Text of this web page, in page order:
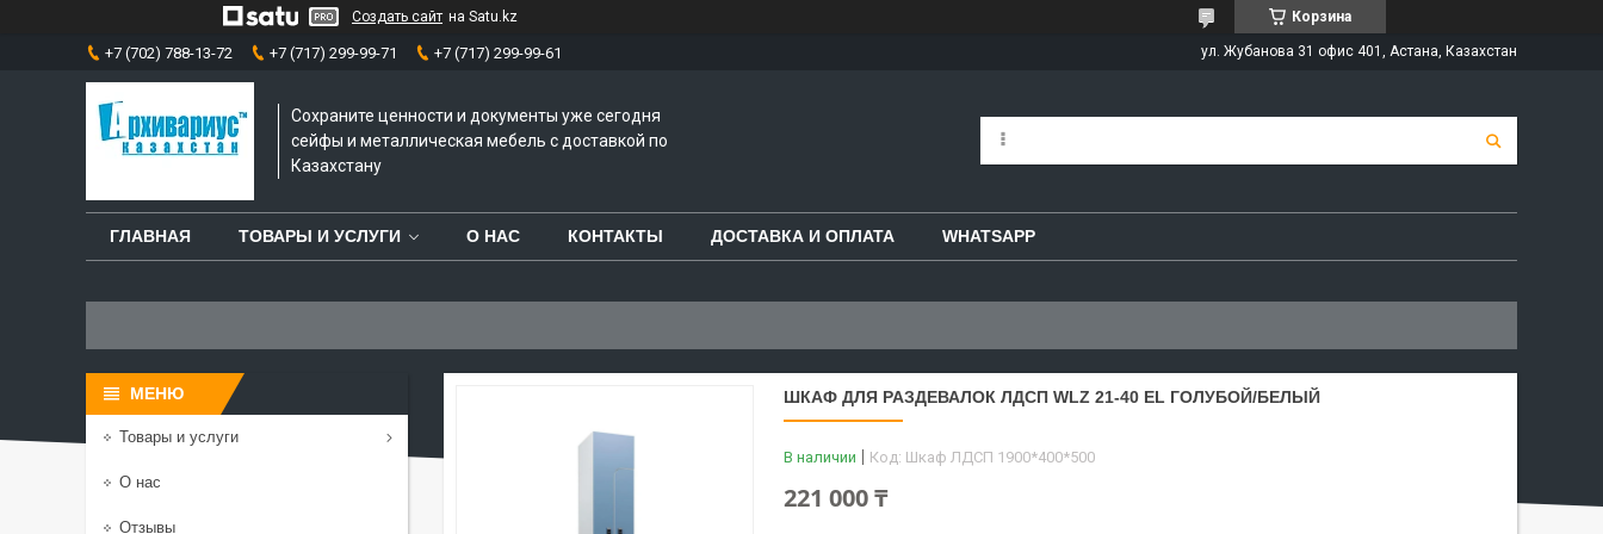
Создать сайт на Satu.kz Корзина
+7 (702) 788-13-72 +7 (717) 299-99-71 +7 (717) 299-99-61 ул. Жубанова 31 офис 401, Астана, Казахстан
Сохраните ценности и документы уже сегодня
сейфы и металлическая мебель с доставкой по
Казахстану
ГЛАВНАЯ ТОВАРЫ И УСЛУГИ О НАС КОНТАКТЫ ДОСТАВКА И ОПЛАТА WHATSAPP
ШКАФ ДЛЯ РАЗДЕВАЛОК ЛДСП WLZ 21-40 EL ГОЛУБОЙ/БЕЛЫЙ
В наличии Код: Шкаф ЛДСП 1900*400*500
221 000 ₸
Товары и услуги
О нас
Отзывы